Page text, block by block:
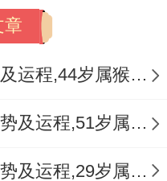
之感，事业与生活
增，务必保持心态
中之重，尤其注意
章
1980属猴女2024年运势及运程,44岁属猴人2024全年每月运势女性如何
1973年属牛女2024年运势及运程,51岁属牛人2024全年每月运势女性如何
1995年属猪女2024年运势及运程,29岁属猪人2024全年每月运势女性如何